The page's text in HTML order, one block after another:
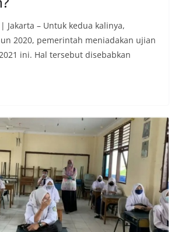
Jakarta – Untuk kedua kalinya,
2020, pemerintah meniadakan ujian
ini. Hal tersebut disebabkan